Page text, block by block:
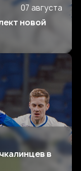
07 августа
новой
в